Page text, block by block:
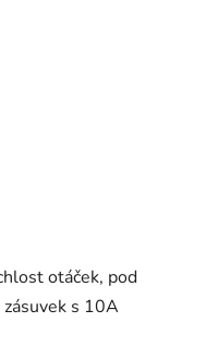
otáček, pod
s 10A